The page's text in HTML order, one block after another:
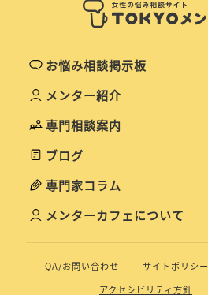
お悩み相談掲示板
メンター紹介
専門相談案内
ブログ
専門家コラム
メンターカフェについて
QA/お問い合わせ サイトポリシー
アクセシビリティ方針